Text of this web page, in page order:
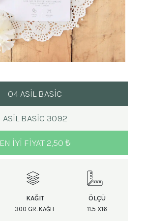
04 ASİL BASİC
ASIL BASIC 3092
EN IYI FIYAT 2,50 ₺
KAĞIT
300 GR. KAĞIT
ÖLÇÜ
11.5 X16